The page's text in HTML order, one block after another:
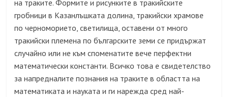
на траките. Формите и рисунките в тракийските
гробници в Казанлъшката долина, тракийски храмове
по черноморието, светилища, оставени от много
тракийски племена по българските земи се придържат
случайно или не към споменатите вече перфектни
математически константи. Всичко това е свидетелство
за напредналите познания на траките в областта на
математиката и науката и ги нарежда сред най-